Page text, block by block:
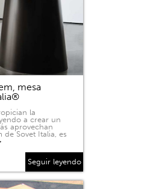
mesa
la
a crear un
aprovechan
de Sovet Italia, es
Seguir leyendo